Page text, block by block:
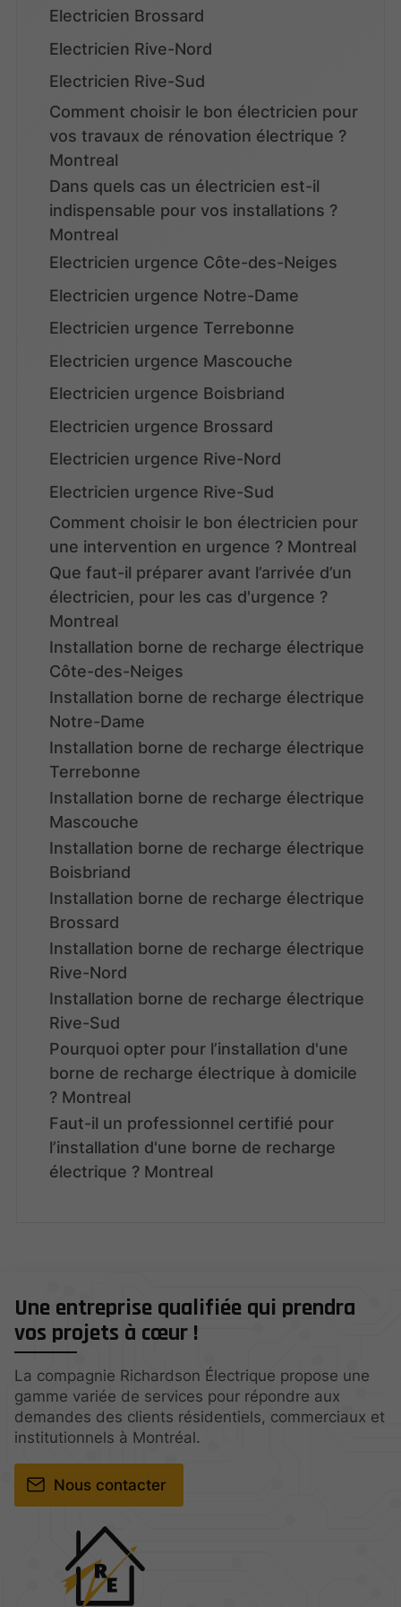
Electricien Brossard
Electricien Rive-Nord
Electricien Rive-Sud
Comment choisir le bon électricien pour
vos travaux de rénovation électrique ?
Montreal
Dans quels cas un électricien est-il
indispensable pour vos installations ?
Montreal
Electricien urgence Côte-des-Neiges
Electricien urgence Notre-Dame
Electricien urgence Terrebonne
Electricien urgence Mascouche
Electricien urgence Boisbriand
Electricien urgence Brossard
Electricien urgence Rive-Nord
Electricien urgence Rive-Sud
Comment choisir le bon électricien pour
une intervention en urgence ? Montreal
Que faut-il préparer avant l’arrivée d’un
électricien, pour les cas d'urgence ?
Montreal
Installation borne de recharge électrique
Côte-des-Neiges
Installation borne de recharge électrique
Notre-Dame
Installation borne de recharge électrique
Terrebonne
Installation borne de recharge électrique
Mascouche
Installation borne de recharge électrique
Boisbriand
Installation borne de recharge électrique
Brossard
Installation borne de recharge électrique
Rive-Nord
Installation borne de recharge électrique
Rive-Sud
Pourquoi opter pour l’installation d'une
borne de recharge électrique à domicile
? Montreal
Faut-il un professionnel certifié pour
l’installation d'une borne de recharge
électrique ? Montreal
Une entreprise qualifiée qui prendra
vos projets à cœur !
La compagnie Richardson Électrique propose une
gamme variée de services pour répondre aux
demandes des clients résidentiels, commerciaux et
institutionnels à Montréal.
Nous contacter